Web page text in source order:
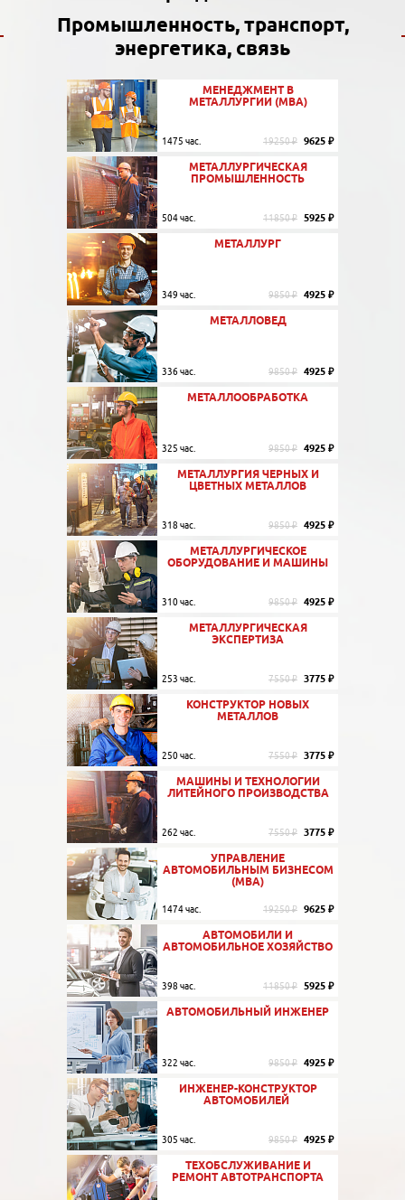
Промышленность, транспорт,
энергетика, связь
МЕНЕДЖМЕНТ В
МЕТАЛЛУРГИИ (МВА)
1475 час. 19250 ₽ 9625 ₽
МЕТАЛЛУРГИЧЕСКАЯ
ПРОМЫШЛЕННОСТЬ
504 час. 11850 ₽ 5925 ₽
МЕТАЛЛУРГ
349 час. 9850 ₽ 4925 ₽
МЕТАЛЛОВЕД
336 час. 9850 ₽ 4925 ₽
МЕТАЛЛООБРАБОТКА
325 час. 9850 ₽ 4925 ₽
МЕТАЛЛУРГИЯ ЧЕРНЫХ И
ЦВЕТНЫХ МЕТАЛЛОВ
318 час. 9850 ₽ 4925 ₽
МЕТАЛЛУРГИЧЕСКОЕ
ОБОРУДОВАНИЕ И МАШИНЫ
310 час. 9850 ₽ 4925 ₽
МЕТАЛЛУРГИЧЕСКАЯ
ЭКСПЕРТИЗА
253 час. 7550 ₽ 3775 ₽
КОНСТРУКТОР НОВЫХ
МЕТАЛЛОВ
250 час. 7550 ₽ 3775 ₽
МАШИНЫ И ТЕХНОЛОГИИ
ЛИТЕЙНОГО ПРОИЗВОДСТВА
262 час. 7550 ₽ 3775 ₽
УПРАВЛЕНИЕ
АВТОМОБИЛЬНЫМ БИЗНЕСОМ
(МВА)
1474 час. 19250 ₽ 9625 ₽
АВТОМОБИЛИ И
АВТОМОБИЛЬНОЕ ХОЗЯЙСТВО
398 час. 11850 ₽ 5925 ₽
АВТОМОБИЛЬНЫЙ ИНЖЕНЕР
322 час. 9850 ₽ 4925 ₽
ИНЖЕНЕР-КОНСТРУКТОР
АВТОМОБИЛЕЙ
305 час. 9850 ₽ 4925 ₽
ТЕХОБСЛУЖИВАНИЕ И
РЕМОНТ АВТОТРАНСПОРТА